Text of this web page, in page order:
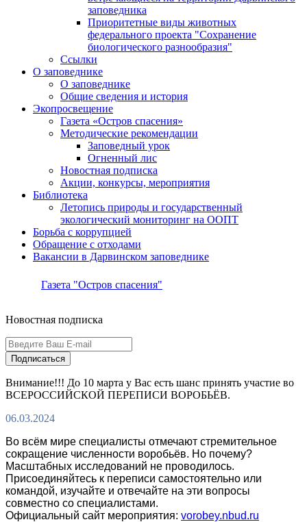
заповедника
Приоритетные виды животных
федерального проекта "Сохранение
биологического разнообразия"
Ссылки
О заповеднике
О заповеднике
Общие сведения и история
Экопросвещение
Газета «Остров спасения»
Методические рекомендации
Заповедный урок
Огненный лис
Новостная подписка
Акции, конкурсы, мероприятия
Библиотека
Летопись природы и государственный
экологический мониторинг на ООПТ
Борьба с коррупцией
Обращение с отходами
Вакансии в Дарвинском заповеднике
Газета "Остров спасения"
Новостная подписка
Подписаться
Внимание!!! До 10 марта у Вас есть шанс принять участие во
ВСЕРОССИЙСКОЙ ПЕРЕПИСИ ВОРОБЬЁВ.
06.03.2024
Во всём мире специалисты отмечают стремительное
сокращение численности воробьёв. Но почему?
Масштабных исследований не проводилось.
Присоединяйтесь к переписи самостоятельно или
командой, изучайте и отвечайте на эти вопросы
совместно со специалистами.
Официальный сайт мероприятия: vorobey.nbud.ru